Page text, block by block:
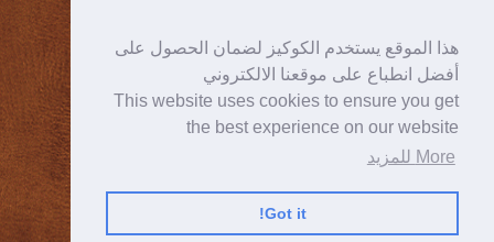
هذا الموقع يستخدم الكوكيز لضمان الحصول على
أفضل انطباع على موقعنا الالكتروني
This website uses cookies to ensure you get
the best experience on our website
More للمزيد
Got it!